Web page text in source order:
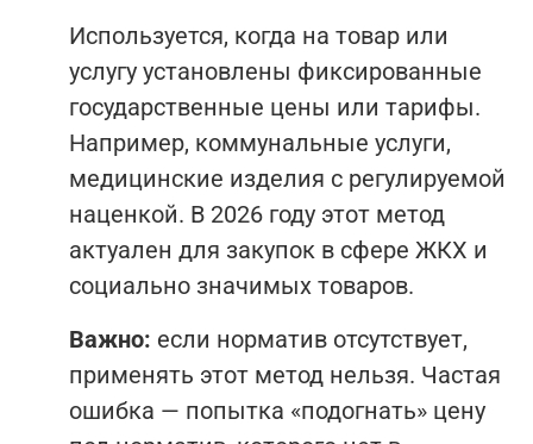
Используется, когда на товар или
услугу установлены фиксированные
государственные цены или тарифы.
Например, коммунальные услуги,
медицинские изделия с регулируемой
наценкой. В 2026 году этот метод
актуален для закупок в сфере ЖКХ и
социально значимых товаров.
Важно: если норматив отсутствует,
применять этот метод нельзя. Частая
ошибка — попытка «подогнать» цену